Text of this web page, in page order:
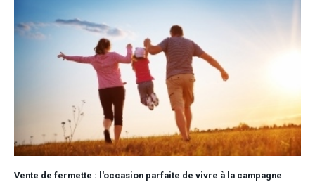
Vente de fermette : l'occasion parfaite de vivre à la campagne